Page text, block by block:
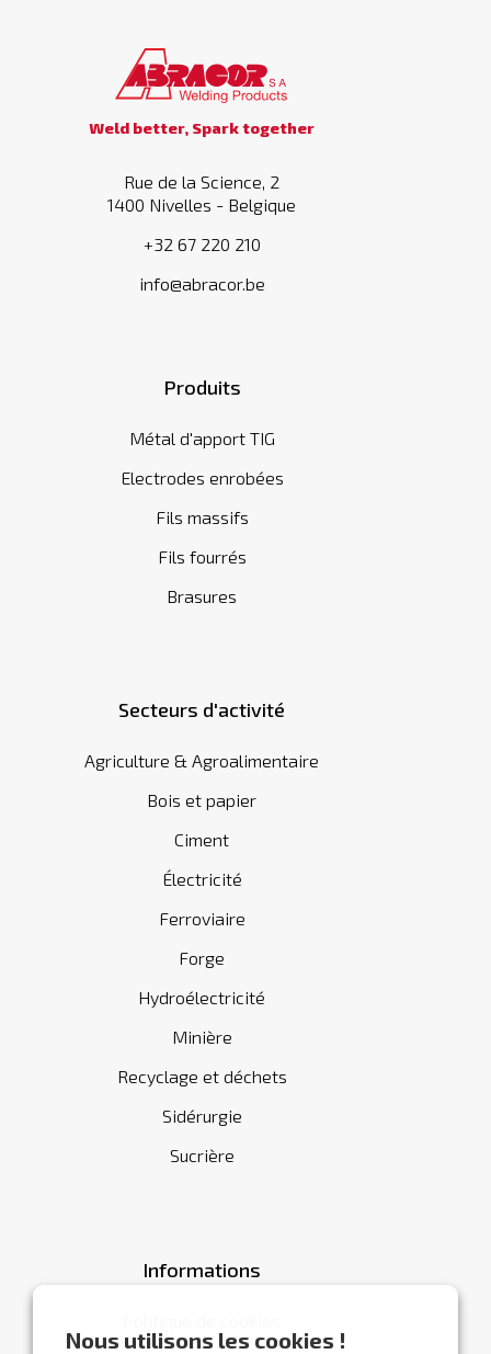
Nous utilisons les cookies !
Weld better, Spark together
Rue de la Science, 2
1400 Nivelles - Belgique
+32 67 220 210
info@abracor.be
Produits
Métal d'apport TIG
Electrodes enrobées
Fils massifs
Fils fourrés
Brasures
Secteurs d'activité
Agriculture & Agroalimentaire
Bois et papier
Ciment
Électricité
Ferroviaire
Forge
Hydroélectricité
Minière
Recyclage et déchets
Sidérurgie
Sucrière
Informations